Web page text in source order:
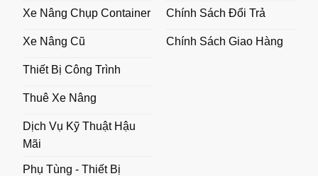
Xe Nâng Chụp Container
Xe Nâng Cũ
Thiết Bị Công Trình
Thuê Xe Nâng
Dịch Vụ Kỹ Thuật Hậu
Mãi
Phụ Tùng - Thiết Bị
Chính Sách Đổi Trả
Chính Sách Giao Hàng